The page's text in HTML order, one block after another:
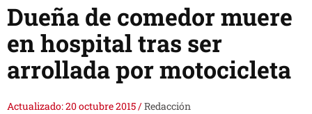
Dueña de comedor muere
en hospital tras ser
arrollada por motocicleta
Actualizado: 20 octubre 2015/Redacción